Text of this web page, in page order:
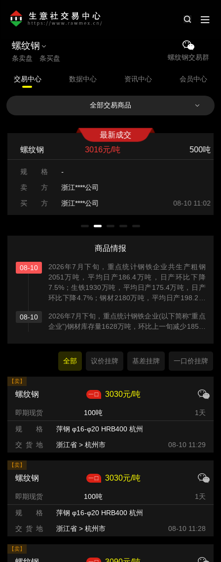
螺纹钢
条卖盘 条买盘 螺纹钢交易群
交易中心 数据中心 资讯中心 会员中心
全部交易商品
最新成交
螺纹钢
3016元/吨 500吨
规 格
卖 方
浙江****公司
买 方
浙江****公司 08-10 11:02
商品情报
08-10
2026年7月下旬，重点统计钢铁企业共生产粗钢
2051万吨，平均日产186.4万吨，日产环比下降
7.5%；生铁1930万吨，平均日产175.4万吨，日产
环比下降4.7%；钢材2180万吨，平均日产198.2万
08-10
2026年7月下旬，重点统计钢铁企业(以下简称“重点
企业”)钢材库存量1628万吨，环比上一旬减少185万
长10.1%，比前年同旬增加23万吨，增长1.4%。
全部 议价挂牌 基差挂牌 一口价挂牌
【卖】
螺纹钢 3030元/吨
即期现货 100吨 1天
规 格
萍钢 φ16-φ20 HRB400 杭州
交 货 地
浙江省 > 杭州市 08-10 11:29
【卖】
螺纹钢 3030元/吨
即期现货 100吨 1天
规 格
萍钢 φ16-φ20 HRB400 杭州
交 货 地
浙江省 > 杭州市 08-10 11:28
【卖】